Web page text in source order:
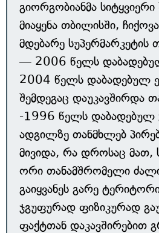
გიორგობიანმა
მიაყენა თბილისში,
მდებარე სუპერმარკეტის
— 2006 წელს
2004 წელს დაბადებულ
შემდეგაც დაუკავშირდა
-1996 წელს დაბადებულ
ადგილზე თანმხლებ
მივიდა, რა დროსაც მათ,
ორი თანამშრომელი
გაიყვანეს გარე
ჯგუფურად ფიზიკურად
ფაქტთან დაკავშირებით